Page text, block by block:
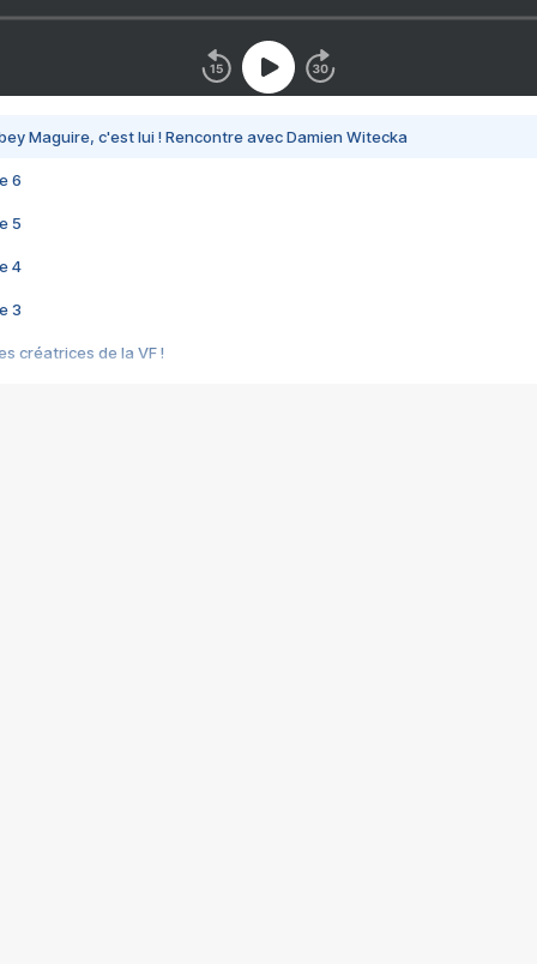
Maguire, c'est lui ! Rencontre avec Damien Witecka
6
5
4
3
créatrices de la VF !